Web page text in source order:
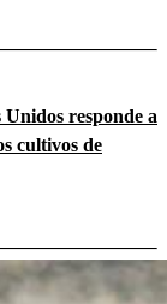
responde a
cultivos de